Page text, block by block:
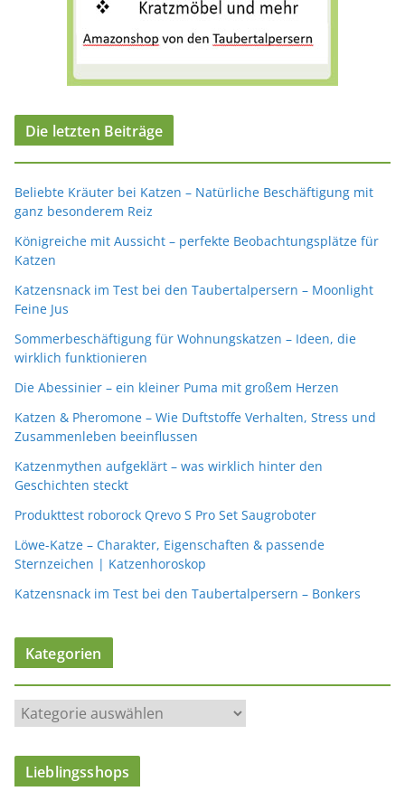
Die letzten Beiträge
Beliebte Kräuter bei Katzen – Natürliche Beschäftigung mit
ganz besonderem Reiz
Königreiche mit Aussicht – perfekte Beobachtungsplätze für
Katzen
Katzensnack im Test bei den Taubertalpersern – Moonlight
Feine Jus
Sommerbeschäftigung für Wohnungskatzen – Ideen, die
wirklich funktionieren
Die Abessinier – ein kleiner Puma mit großem Herzen
Katzen & Pheromone – Wie Duftstoffe Verhalten, Stress und
Zusammenleben beeinflussen
Katzenmythen aufgeklärt – was wirklich hinter den
Geschichten steckt
Produkttest roborock Qrevo S Pro Set Saugroboter
Löwe-Katze – Charakter, Eigenschaften & passende
Sternzeichen | Katzenhoroskop
Katzensnack im Test bei den Taubertalpersern – Bonkers
Kategorien
a
t
Lieblingsshops